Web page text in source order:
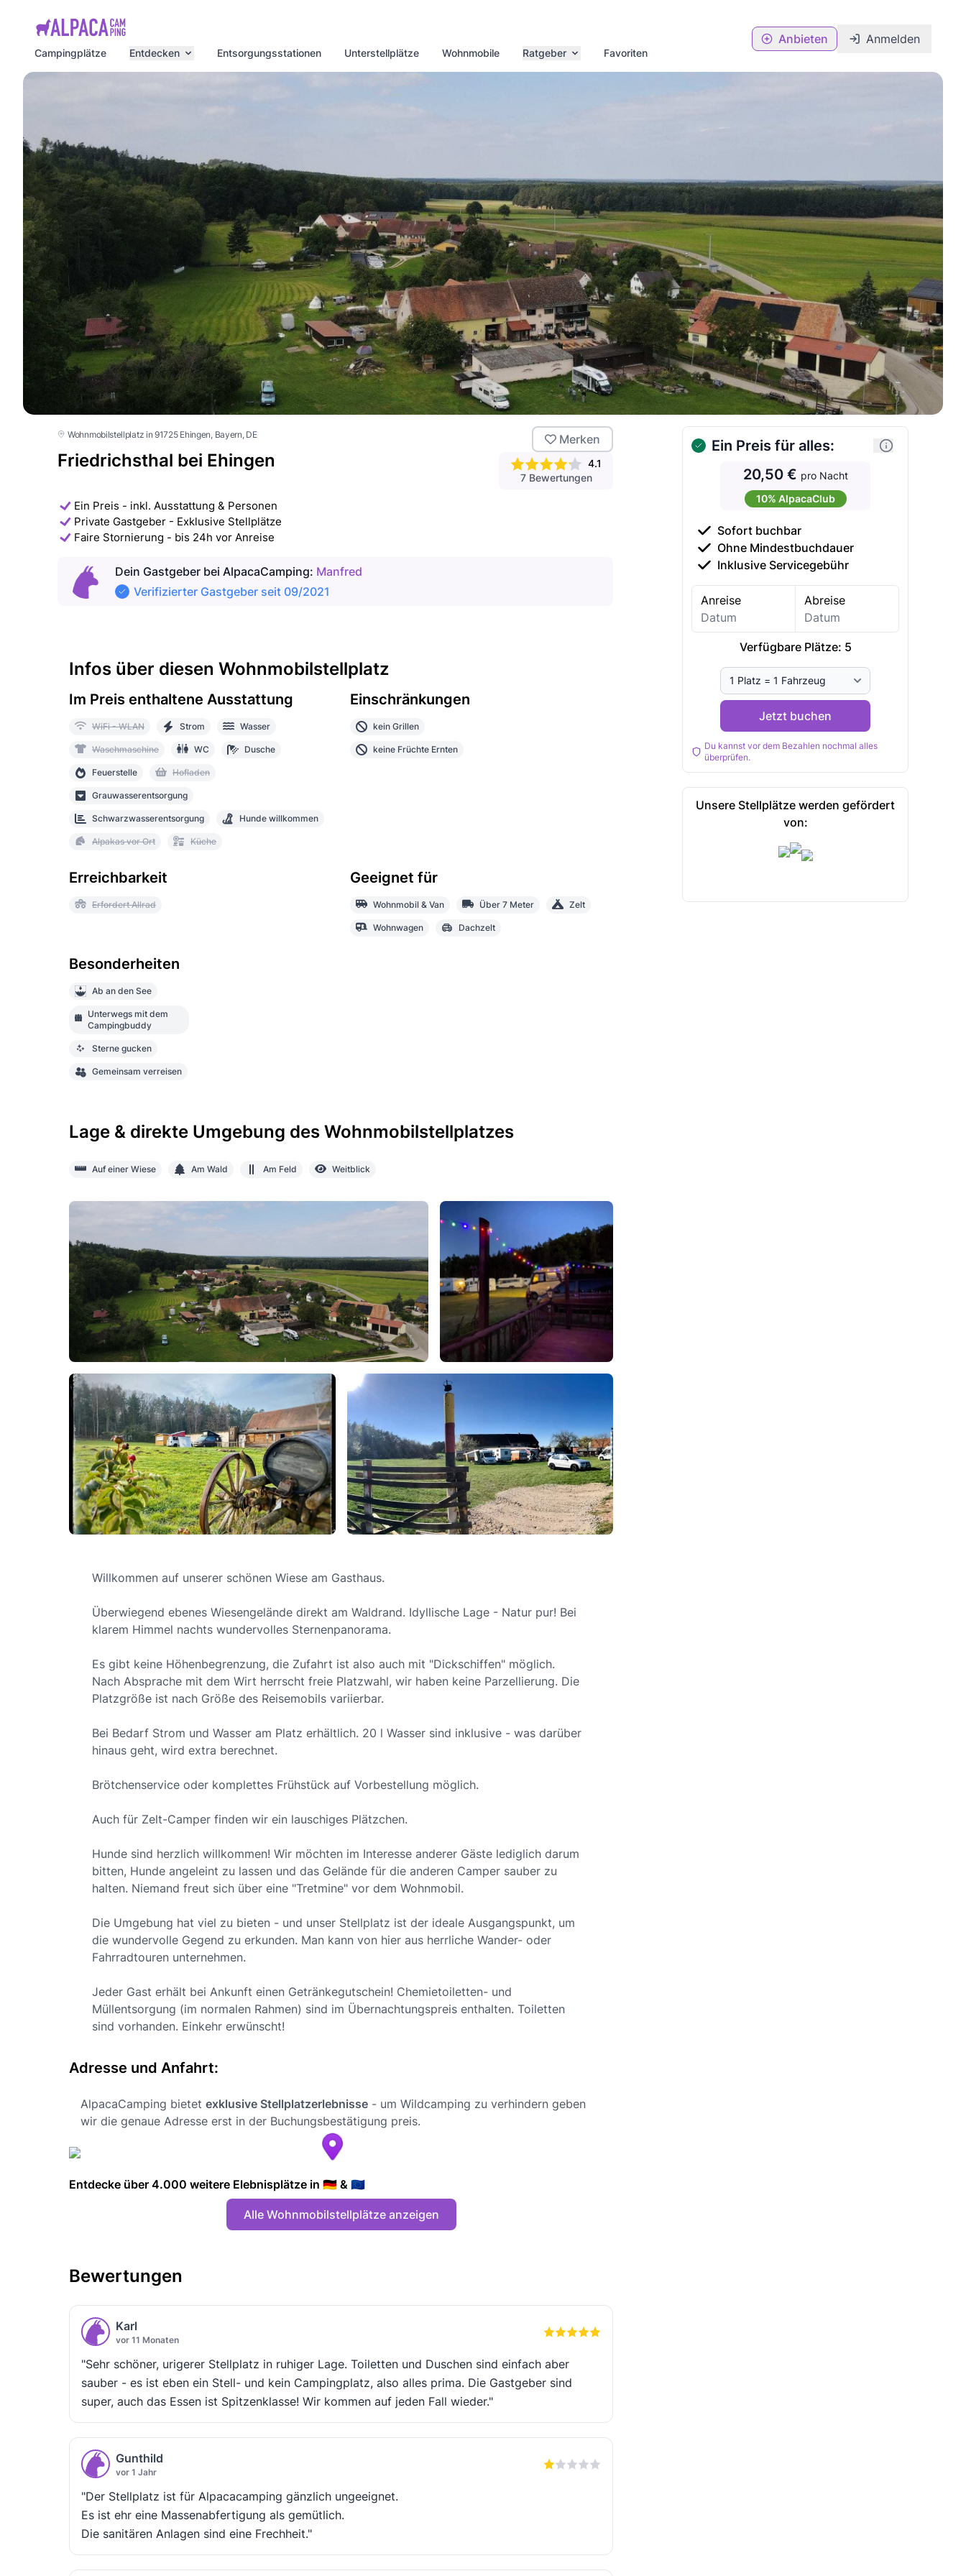
Campingplätze
Entdecken Entsorgungsstationen Unterstellplätze Wohnmobile Ratgeber Favoriten
Anbieten Anmelden
Wohnmobilstellplatz in 91725 Ehingen , Bayern , DE
Friedrichsthal bei Ehingen
4.1
7 Bewertungen
Merken
Ein Preis - inkl. Ausstattung & Personen
Private Gastgeber - Exklusive Stellplätze
Faire Stornierung - bis 24h vor Anreise
Dein Gastgeber bei AlpacaCamping: Manfred
Verifizierter Gastgeber seit 09/2021
Ein Preis für alles:
20,50 € pro Nacht
10% AlpacaClub
Sofort buchbar
Ohne Mindestbuchdauer
Inklusive Servicegebühr
Anreise Abreise
Verfügbare Plätze: 5
Jetzt buchen
Du kannst vor dem Bezahlen nochmal alles
überprüfen.
Unsere Stellplätze werden gefördert
von:
Infos über diesen Wohnmobilstellplatz
Im Preis enthaltene Ausstattung
WiFi - WLAN Strom Wasser
Waschmaschine WC Dusche
Feuerstelle Hofladen
Grauwasserentsorgung
Schwarzwasserentsorgung Hunde willkommen
Alpakas vor Ort Küche
Einschränkungen
kein Grillen
keine Früchte Ernten
Erreichbarkeit
Erfordert Allrad
Geeignet für
Wohnmobil & Van Über 7 Meter Zelt
Wohnwagen Dachzelt
Besonderheiten
Ab an den See
Unterwegs mit dem
Campingbuddy
Sterne gucken
Gemeinsam verreisen
Lage & direkte Umgebung des Wohnmobilstellplatzes
Auf einer Wiese Am Wald Am Feld Weitblick
Willkommen auf unserer schönen Wiese am Gasthaus.
Überwiegend ebenes Wiesengelände direkt am Waldrand. Idyllische Lage - Natur pur! Bei
klarem Himmel nachts wundervolles Sternenpanorama.
Es gibt keine Höhenbegrenzung, die Zufahrt ist also auch mit "Dickschiffen" möglich.
Nach Absprache mit dem Wirt herrscht freie Platzwahl, wir haben keine Parzellierung. Die
Platzgröße ist nach Größe des Reisemobils variierbar.
Bei Bedarf Strom und Wasser am Platz erhältlich. 20 l Wasser sind inklusive - was darüber
hinaus geht, wird extra berechnet.
Brötchenservice oder komplettes Frühstück auf Vorbestellung möglich.
Auch für Zelt-Camper finden wir ein lauschiges Plätzchen.
Hunde sind herzlich willkommen! Wir möchten im Interesse anderer Gäste lediglich darum
bitten, Hunde angeleint zu lassen und das Gelände für die anderen Camper sauber zu
halten. Niemand freut sich über eine "Tretmine" vor dem Wohnmobil.
Die Umgebung hat viel zu bieten - und unser Stellplatz ist der ideale Ausgangspunkt, um
die wundervolle Gegend zu erkunden. Man kann von hier aus herrliche Wander- oder
Fahrradtouren unternehmen.
Jeder Gast erhält bei Ankunft einen Getränkegutschein! Chemietoiletten- und
Müllentsorgung (im normalen Rahmen) sind im Übernachtungspreis enthalten. Toiletten
sind vorhanden. Einkehr erwünscht!
Adresse und Anfahrt:
AlpacaCamping bietet exklusive Stellplatzerlebnisse - um Wildcamping zu verhindern geben
wir die genaue Adresse erst in der Buchungsbestätigung preis.
Entdecke über 4.000 weitere Elebnisplätze in 🇩🇪 & 🇪🇺
Alle Wohnmobilstellplätze anzeigen
Bewertungen
Karl
vor 11 Monaten
"Sehr schöner, urigerer Stellplatz in ruhiger Lage. Toiletten und Duschen sind einfach aber
sauber - es ist eben ein Stell- und kein Campingplatz, also alles prima. Die Gastgeber sind
super, auch das Essen ist Spitzenklasse! Wir kommen auf jeden Fall wieder."
Gunthild
vor 1 Jahr
"Der Stellplatz ist für Alpacacamping gänzlich ungeeignet.
Es ist ehr eine Massenabfertigung als gemütlich.
Die sanitären Anlagen sind eine Frechheit."